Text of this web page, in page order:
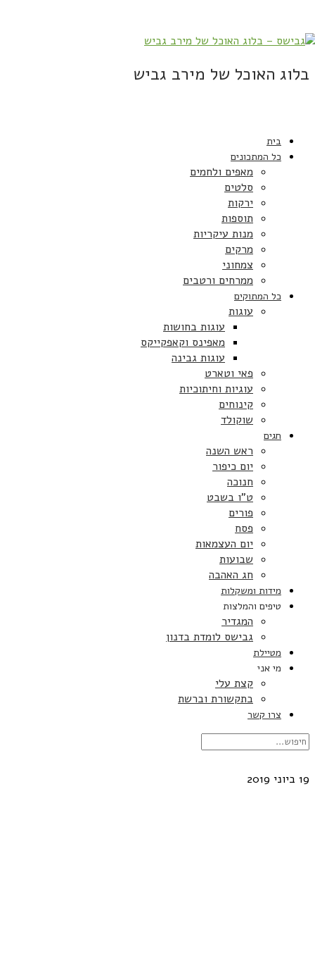
בלוג האוכל של מירב גביש
בית
כל המתכונים
מאפים ולחמים
סלטים
ירקות
תוספות
מנות עיקריות
מרקים
צמחוני
ממרחים ורטבים
כל המתוקים
עוגות
עוגות בחושות
מאפינס וקאפקייקס
עוגות גבינה
פאי וטארט
עוגיות וחיתוכיות
קינוחים
שוקולד
חגים
ראש השנה
יום כיפור
חנוכה
ט”ו בשבט
פורים
פסח
יום העצמאות
שבועות
חג האהבה
מידות ומשקלות
טיפים והמלצות
המגדיר
גבישס לומדת בדנון
מטיילת
מי אני
קצת עלי
בתקשורת וברשת
צרו קשר
19 ביוני 2019